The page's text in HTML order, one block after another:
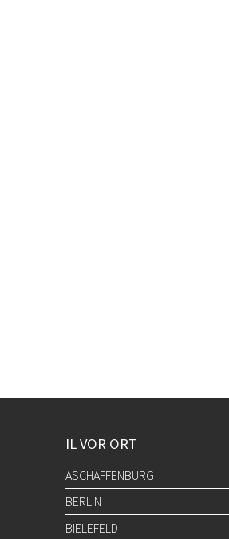
IL VOR ORT
ASCHAFFENBURG
BERLIN
BIELEFELD